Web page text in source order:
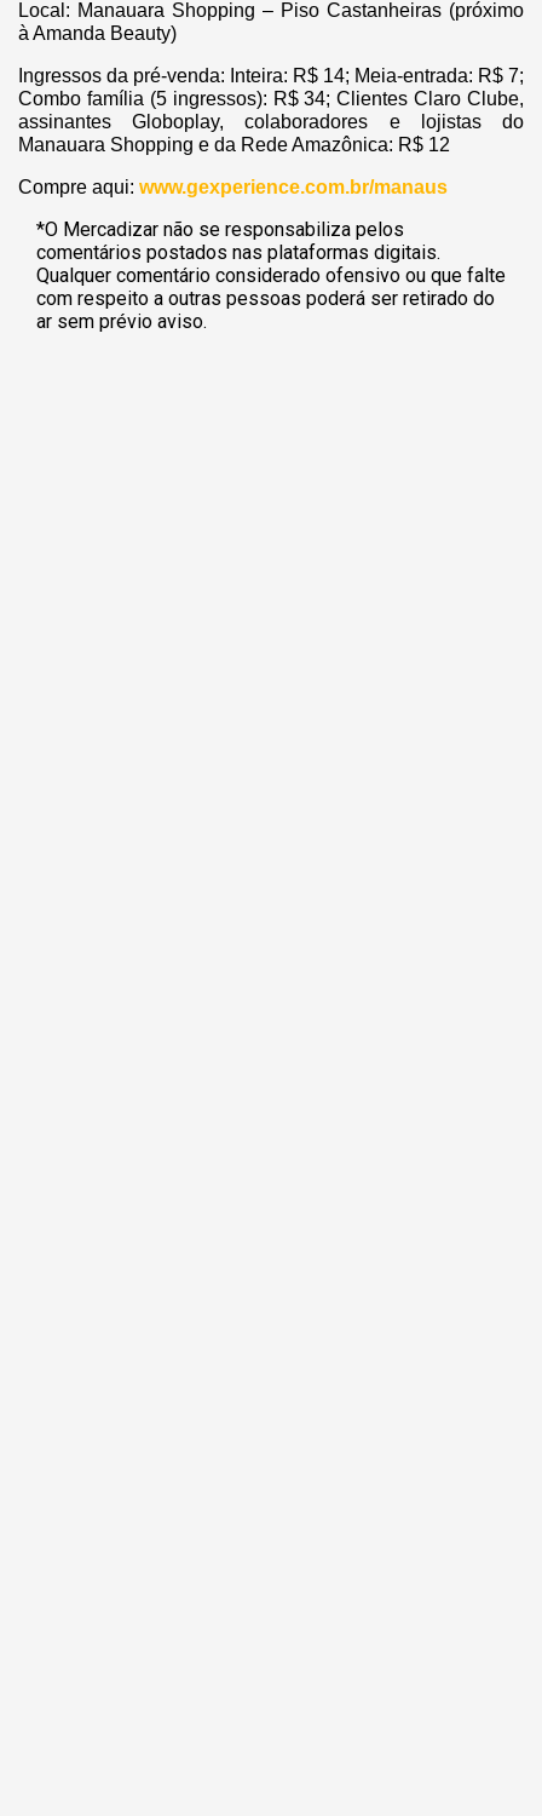
Local: Manauara Shopping – Piso Castanheiras (próximo
à Amanda Beauty)
Ingressos da pré-venda: Inteira: R$ 14; Meia-entrada: R$ 7;
Combo família (5 ingressos): R$ 34; Clientes Claro Clube,
assinantes Globoplay, colaboradores e lojistas do
Manauara Shopping e da Rede Amazônica: R$ 12
Compre aqui: www.gexperience.com.br/manaus
*O Mercadizar não se responsabiliza pelos
comentários postados nas plataformas digitais.
Qualquer comentário considerado ofensivo ou que falte
com respeito a outras pessoas poderá ser retirado do
ar sem prévio aviso.